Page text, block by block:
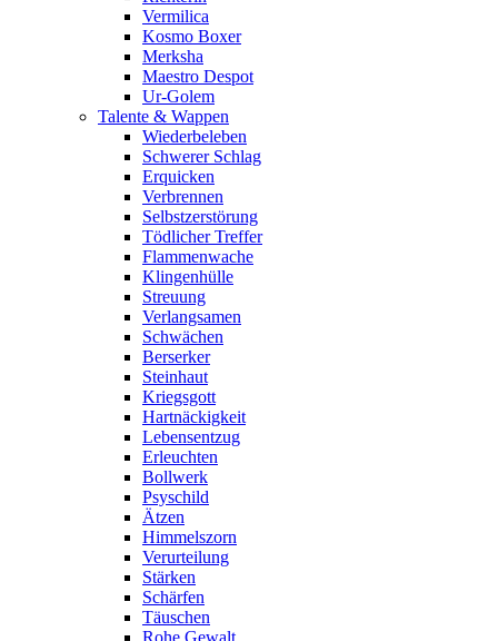
Vermilica
Kosmo Boxer
Merksha
Maestro Despot
Ur-Golem
Talente & Wappen
Wiederbeleben
Schwerer Schlag
Erquicken
Verbrennen
Selbstzerstörung
Tödlicher Treffer
Flammenwache
Klingenhülle
Streuung
Verlangsamen
Schwächen
Berserker
Steinhaut
Kriegsgott
Hartnäckigkeit
Lebensentzug
Erleuchten
Bollwerk
Psyschild
Ätzen
Himmelszorn
Verurteilung
Stärken
Schärfen
Täuschen